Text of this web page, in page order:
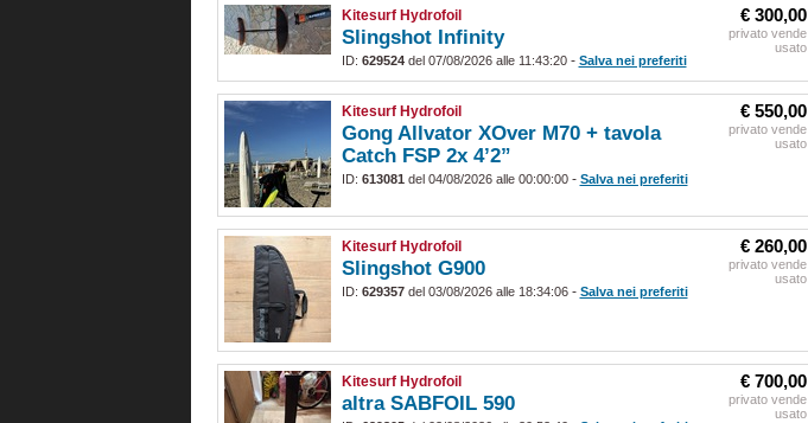
Kitesurf Hydrofoil
Slingshot Infinity
ID: 629524del 07/08/2026 alle 11:43:20- Salva nei preferiti
€ 300,00
privato vende
usato
Kitesurf Hydrofoil
Gong Allvator XOver M70 + tavola
Catch FSP 2x 4’2”
ID: 613081 del 04/08/2026 alle 00:00:00- Salva nei preferiti
€ 550,00
privato vende
usato
Kitesurf Hydrofoil
Slingshot G900
ID: 629357del 03/08/2026 alle 18:34:06- Salva nei preferiti
€ 260,00
privato vende
usato
Kitesurf Hydrofoil
altra SABFOIL 590
€ 700,00
privato vende
usato